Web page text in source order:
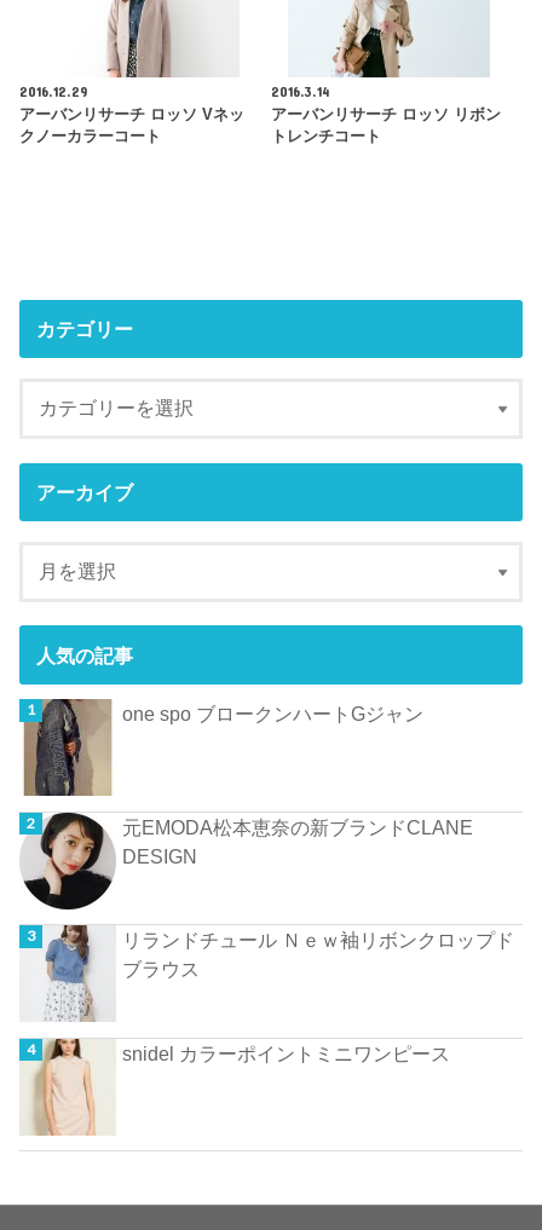
2016.12.29
アーバンリサーチ ロッソ Vネッ
クノーカラーコート
2016.3.14
アーバンリサーチ ロッソ リボン
トレンチコート
カテゴリー
アーカイブ
人気の記事
one spo ブロークンハートGジャン
元EMODA松本恵奈の新ブランドCLANE
DESIGN
リランドチュール Ｎｅｗ袖リボンクロップド
ブラウス
snidel カラーポイントミニワンピース